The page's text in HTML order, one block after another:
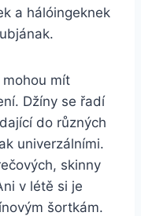
a hálóingeknek
mohou mít
Džíny se řadí
do různých
univerzálními.
skinny
v létě si je
šortkám.